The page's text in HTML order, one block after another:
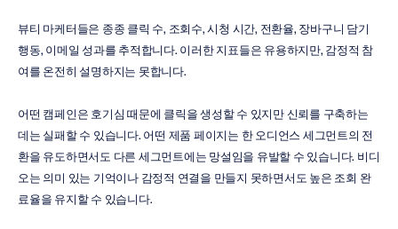
뷰티 마케터들은 종종 클릭 수, 조회수, 시청 시간, 전환율, 장바구니 담기
행동, 이메일 성과를 추적합니다. 이러한 지표들은 유용하지만, 감정적 참
여를 온전히 설명하지는 못합니다.
어떤 캠페인은 호기심 때문에 클릭을 생성할 수 있지만 신뢰를 구축하는
데는 실패할 수 있습니다. 어떤 제품 페이지는 한 오디언스 세그먼트의 전
환을 유도하면서도 다른 세그먼트에는 망설임을 유발할 수 있습니다. 비디
오는 의미 있는 기억이나 감정적 연결을 만들지 못하면서도 높은 조회 완
료율을 유지할 수 있습니다.